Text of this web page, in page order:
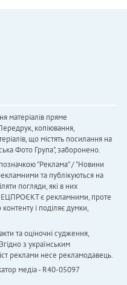
матеріалів пряме
копіювання,
що містять посилання на
Фото Група", заборонено.
"Реклама" / "Новини
та публікуються на
погляди, які в них
є рекламними, проте
контенту і поділяє думки,
та оціночні судження,
з українським
реклами несе рекламодавець.
медіа - R40-05097